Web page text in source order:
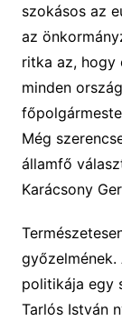
szokásos az
az
ritka az, hogy
minden
Még
államfő
Karácsony
politikája egy
Tarlós István